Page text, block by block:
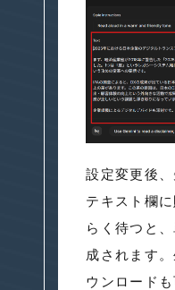
設定変更後
テキスト欄
らく待つと
成されます
ウンロード